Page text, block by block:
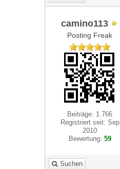
camino113
Posting Freak
Beiträge: 1.766
Registriert seit: Sep
2010
Bewertung: 59
Suchen